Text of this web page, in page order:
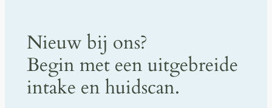
Nieuw bij ons?
Begin met een uitgebreide
intake en huidscan.